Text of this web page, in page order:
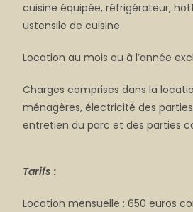
cuisine équipée, réfrigérateur,
ustensile de cuisine.
Location au mois ou à l’année
Charges comprises dans la
ménagères, électricité des
entretien du parc et des parties
Tarifs :
Location mensuelle : 650 euros